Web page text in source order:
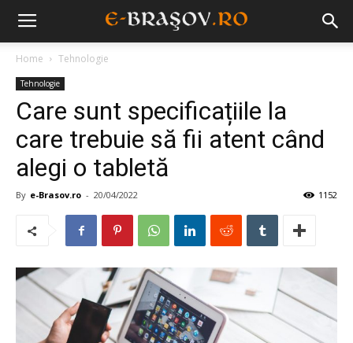
Home Tehnologie
Tehnologie
Care sunt specificațiile la
care trebuie să fii atent când
alegi o tabletă
By e-Brasov.ro - 20/04/2022 1152